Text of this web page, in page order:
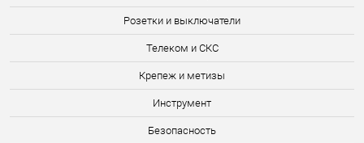
Розетки и выключатели
Телеком и СКС
Крепеж и метизы
Инструмент
Безопасность